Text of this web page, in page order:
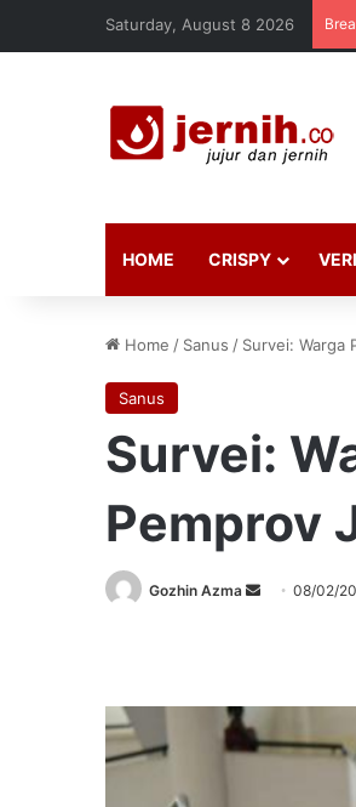
Saturday, August 8 2026
HOME CRISPY
Home / Sanus / Survei: Warga
Sanus
Survei:
Pemprov
Gozhin Azma
Send08/02/